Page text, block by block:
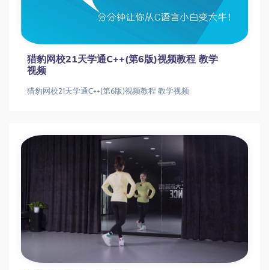
猎豹网校21天学通C++(第6版)视频教程 教学
视频
猎豹网校21天学通C++(第6版)视频教程 教学视频